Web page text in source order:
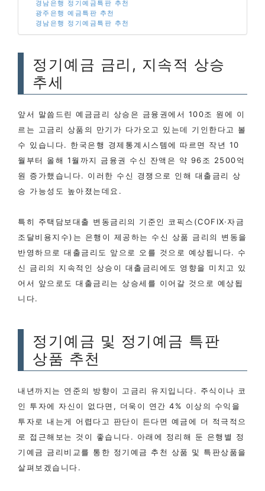
경남은행 정기예금특판 추천
광주은행 예금특판 추천
경남은행 정기예금특판 추천
정기예금 금리, 지속적 상승
추세
앞서 말씀드린 예금금리 상승은 금융권에서 100조 원에 이
르는 고금리 상품의 만기가 다가오고 있는데 기인한다고 볼
수 있습니다. 한국은행 경제통계시스템에 따르면 작년 10
월부터 올해 1월까지 금융권 수신 잔액은 약 96조 2500억
원 증가했습니다. 이러한 수신 경쟁으로 인해 대출금리 상
승 가능성도 높아졌는데요.
특히 주택담보대출 변동금리의 기준인 코픽스(COFIX·자금
조달비용지수)는 은행이 제공하는 수신 상품 금리의 변동을
반영하므로 대출금리도 앞으로 오를 것으로 예상됩니다. 수
신 금리의 지속적인 상승이 대출금리에도 영향을 미치고 있
어서 앞으로도 대출금리는 상승세를 이어갈 것으로 예상됩
니다.
정기예금 및 정기예금 특판
상품 추천
내년까지는 연준의 방향이 고금리 유지입니다. 주식이나 코
인 투자에 자신이 없다면, 더욱이 연간 4% 이상의 수익을
투자로 내는게 어렵다고 판단이 든다면 예금에 더 적극적으
로 접근해보는 것이 좋습니다. 아래에 정리해 둔 은행별 정
기예금 금리비교를 통한 정기예금 추천 상품 및 특판상품을
살펴보겠습니다.